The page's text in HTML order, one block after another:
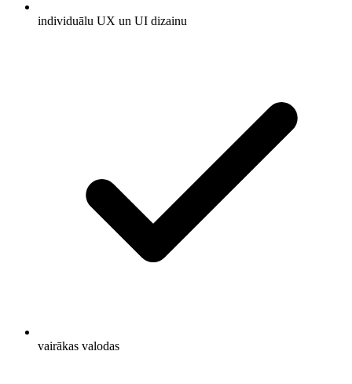
individuālu UX un UI dizainu
vairākas valodas